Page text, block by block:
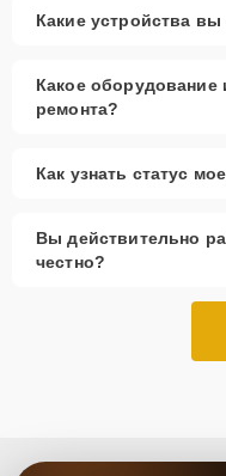
Какие устройства
Какое оборудование
ремонта?
Как узнать статус
Вы действительно
честно?